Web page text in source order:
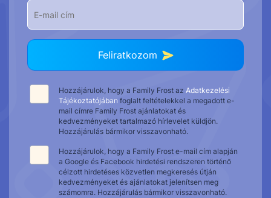
Feliratkozom
Hozzájárulok, hogy a Family Frost az Adatkezelési
Tájékoztatójában foglalt feltételekkel a megadott e-
mail címre Family Frost ajánlatokat és
kedvezményeket tartalmazó hírlevelet küldjön.
Hozzájárulás bármikor visszavonható.
Hozzájárulok, hogy a Family Frost e-mail cím alapján
a Google és Facebook hirdetési rendszeren történő
célzott hirdetéses közvetlen megkeresés útján
kedvezményeket és ajánlatokat jelenítsen meg
számomra. Hozzájárulás bármikor visszavonható.